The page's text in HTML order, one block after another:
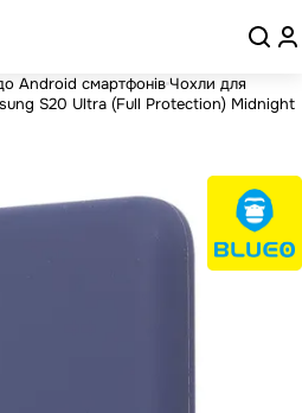
Android смартфонівЧохли для
S20 Ultra (Full Protection) Midnight